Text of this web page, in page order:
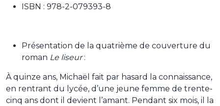
ISBN : 978-2-079393-8
Présentation de la quatrième de couverture du
roman Le liseur:
À quinze ans, Michaël fait par hasard la connaissance,
en rentrant du lycée, d’une jeune femme de trente-
cinq ans dont il devient l’amant. Pendant six mois, il la